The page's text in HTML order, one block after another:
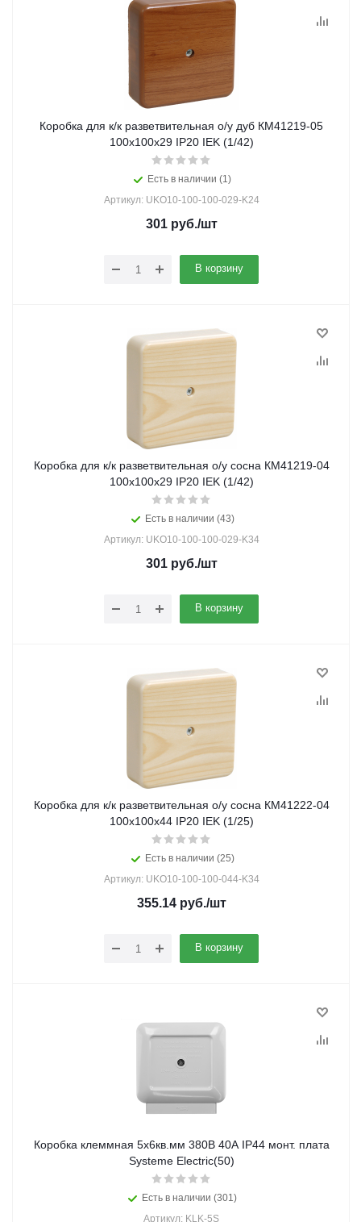
Коробка для к/к разветвительная о/у дуб КМ41219-05
100х100х29 IP20 IEK (1/42)
Есть в наличии (1)
Артикул: UKO10-100-100-029-K24
301руб./шт
В корзину
Коробка для к/к разветвительная о/у сосна КМ41219-04
100х100х29 IP20 IEK (1/42)
Есть в наличии (43)
Артикул: UKO10-100-100-029-K34
301руб./шт
В корзину
Коробка для к/к разветвительная о/у сосна КМ41222-04
100х100х44 IP20 IEK (1/25)
Есть в наличии (25)
Артикул: UKO10-100-100-044-K34
355.14руб./шт
В корзину
Коробка клеммная 5х6кв.мм 380В 40А IP44 монт. плата
Systeme Electric(50)
Есть в наличии (301)
Артикул: KLK-5S